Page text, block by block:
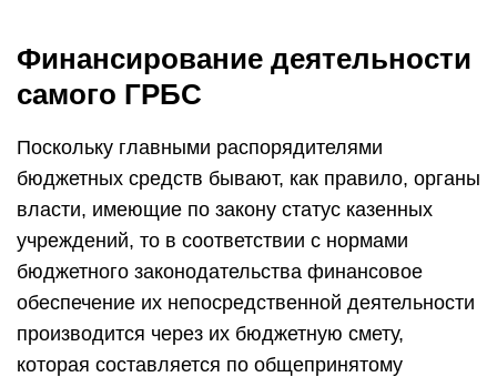
Финансирование деятельности
самого ГРБС
Поскольку главными распорядителями
бюджетных средств бывают, как правило, органы
власти, имеющие по закону статус казенных
учреждений, то в соответствии с нормами
бюджетного законодательства финансовое
обеспечение их непосредственной деятельности
производится через их бюджетную смету,
которая составляется по общепринятому